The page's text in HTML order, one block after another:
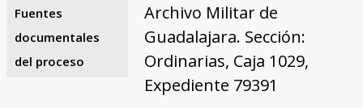
Fuentes
documentales
del proceso
Archivo Militar de
Guadalajara. Sección:
Ordinarias, Caja 1029,
Expediente 79391